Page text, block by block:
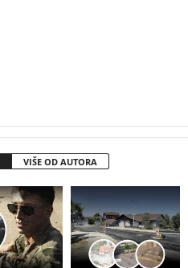
VIŠE OD AUTORA